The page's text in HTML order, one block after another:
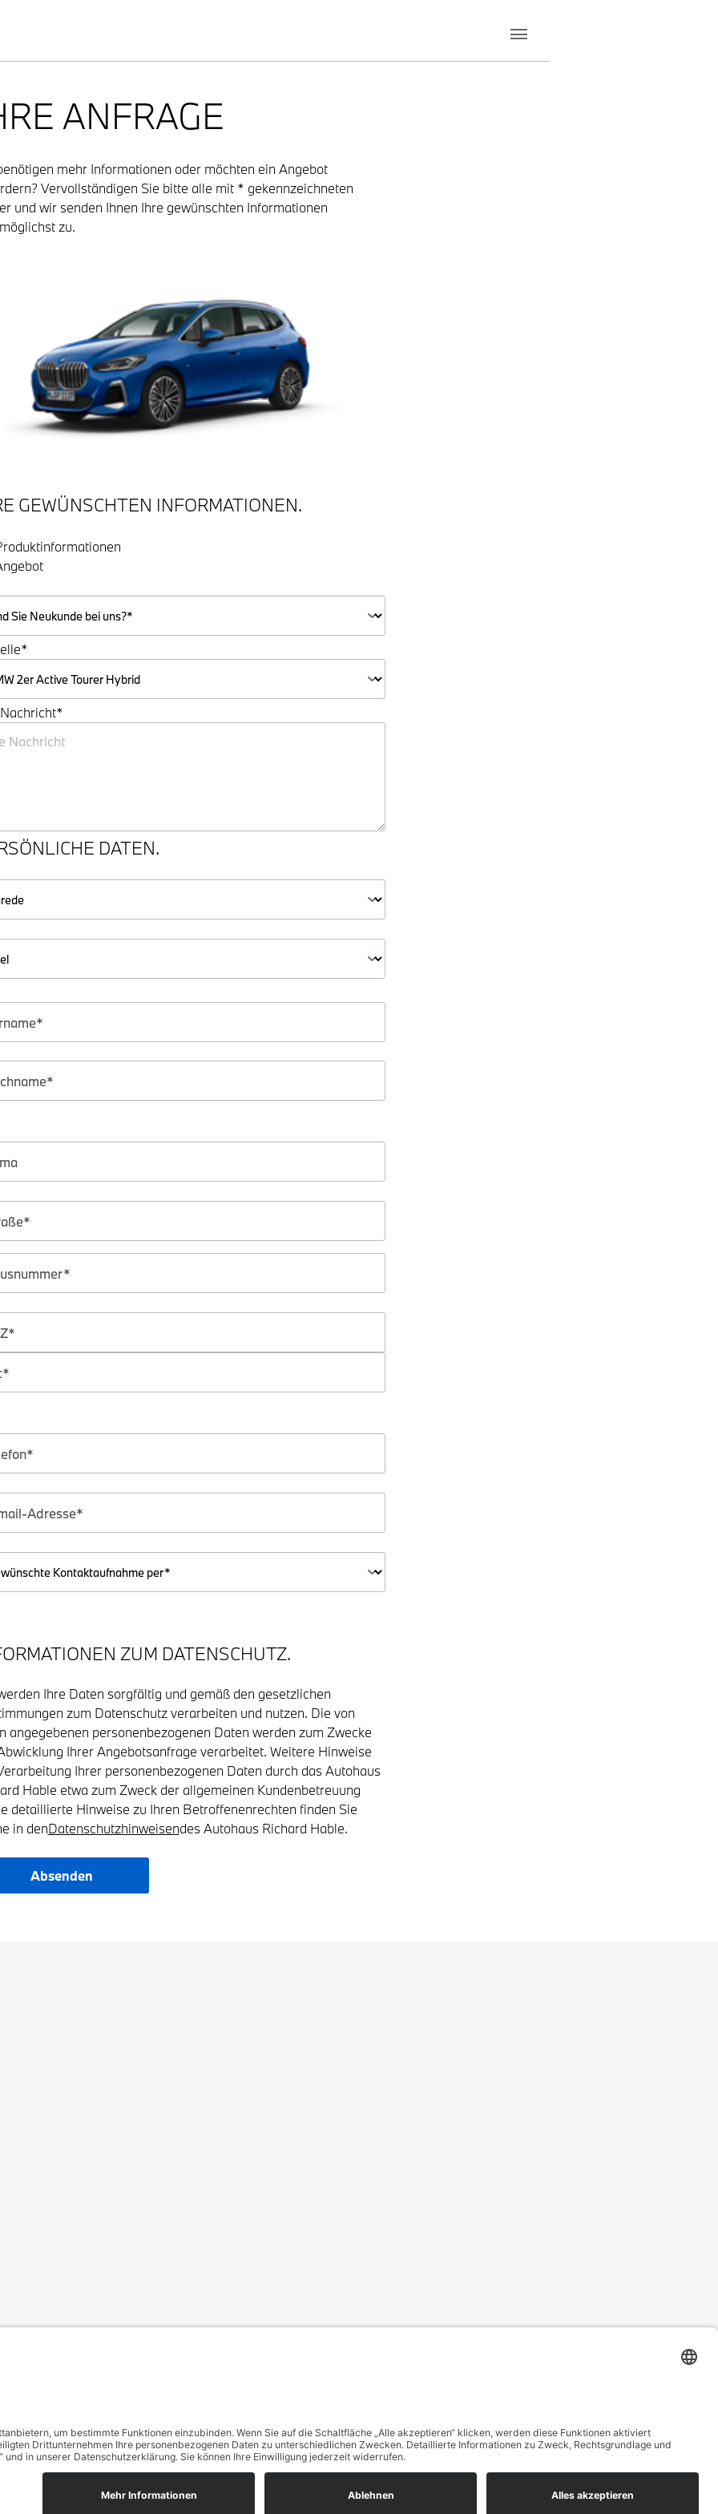
ANFRAGE
mehr Informationen oder möchten ein Angebot
Vervollständigen Sie bitte alle mit * gekennzeichneten
und wir senden Ihnen Ihre gewünschten Informationen
zu.
GEWÜNSCHTEN INFORMATIONEN.
DATEN.
ZUM DATENSCHUTZ.
Ihre Daten sorgfältig und gemäß den gesetzlichen
zum Datenschutz verarbeiten und nutzen. Die von
angegebenen personenbezogenen Daten werden zum Zwecke
Ihrer Angebotsanfrage verarbeitet. Weitere Hinweise
Ihrer personenbezogenen Daten durch das Autohaus
Hable etwa zum Zweck der allgemeinen Kundenbetreuung
detaillierte Hinweise zu Ihren Betroffenenrechten finden Sie
in denDatenschutzhinweisendes Autohaus Richard Hable.
Absenden